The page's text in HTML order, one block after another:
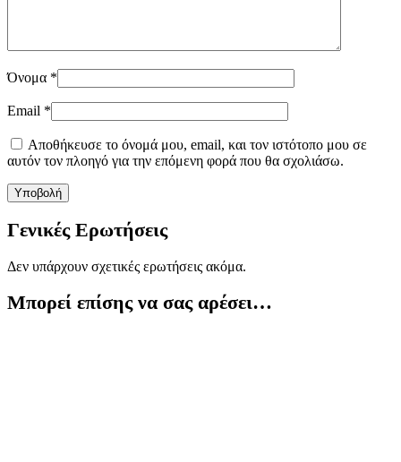
Όνομα *
Email *
Αποθήκευσε το όνομά μου, email, και τον ιστότοπο μου σε
αυτόν τον πλοηγό για την επόμενη φορά που θα σχολιάσω.
Γενικές Ερωτήσεις
Δεν υπάρχουν σχετικές ερωτήσεις ακόμα.
Μπορεί επίσης να σας αρέσει…